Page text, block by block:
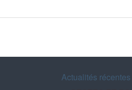
Actualités récentes